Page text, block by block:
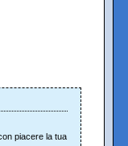
piacere la tua